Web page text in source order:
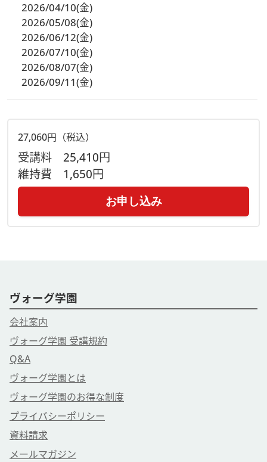
2026/04/10(金)
2026/05/08(金)
2026/06/12(金)
2026/07/10(金)
2026/08/07(金)
2026/09/11(金)
27,060円（税込）
受講料 25,410円
維持費 1,650円
お申し込み
ヴォーグ学園
会社案内
ヴォーグ学園 受講規約
Q&A
ヴォーグ学園とは
ヴォーグ学園のお得な制度
プライバシーポリシー
資料請求
メールマガジン